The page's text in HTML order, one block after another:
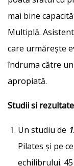
mai bine
Multiplă.
care urmărește
îndruma către
apropiată.
Studii si rezultate
Un studiu de
Pilates și pe
echilibrului.